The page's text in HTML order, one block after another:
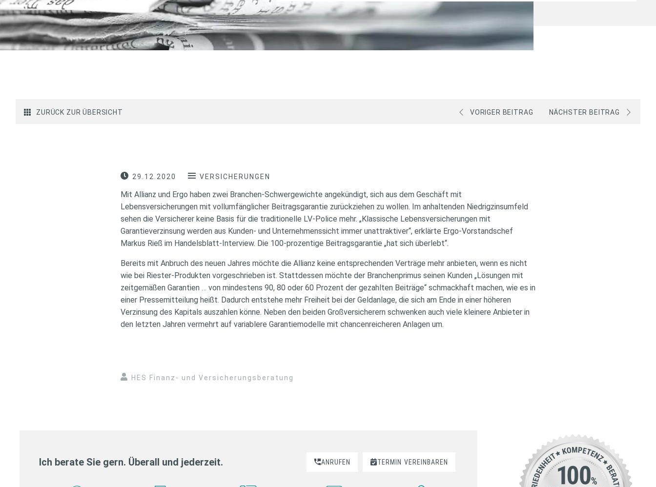
ZURÜCK ZUR ÜBERSICHT VORIGER BEITRAG NÄCHSTER BEITRAG
29.12.2020 VERSICHERUNGEN
Mit Allianz und Ergo haben zwei Branchen-Schwergewichte angekündigt, sich aus dem Geschäft mit
Lebensversicherungen mit vollumfänglicher Beitragsgarantie zurückziehen zu wollen. Im anhaltenden Niedrigzinsumfeld
sehen die Versicherer keine Basis für die traditionelle LV-Police mehr. „Klassische Lebensversicherungen mit
Garantieverzinsung werden aus Kunden- und Unternehmenssicht immer unattraktiver“, erklärte Ergo-Vorstandschef
Markus Rieß im Handelsblatt-Interview. Die 100-prozentige Beitragsgarantie „hat sich überlebt“.
Bereits mit Anbruch des neuen Jahres möchte die Allianz keine entsprechenden Verträge mehr anbieten, wenn es nicht
wie bei Riester-Produkten vorgeschrieben ist. Stattdessen möchte der Branchenprimus seinen Kunden „Lösungen mit
zeitgemäßen Garantien … von mindestens 90, 80 oder 60 Prozent der gezahlten Beiträge“ schmackhaft machen, wie es in
einer Pressemitteilung heißt. Dadurch entstehe mehr Freiheit bei der Geldanlage, die sich am Ende in einer höheren
Verzinsung des Kapitals auszahlen könne. Neben den beiden Großversicherern schwenken auch viele kleinere Anbieter in
den letzten Jahren vermehrt auf variablere Garantiemodelle mit chancenreicheren Anlagen um.
HES Finanz- und Versicherungsberatung
Ich berate Sie gern. Überall und jederzeit. ANRUFEN TERMIN VEREINBAREN